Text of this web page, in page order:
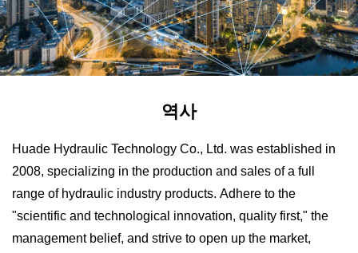
역사
Huade Hydraulic Technology Co., Ltd. was established in
2008, specializing in the production and sales of a full
range of hydraulic industry products. Adhere to the
"scientific and technological innovation, quality first," the
management belief, and strive to open up the market,